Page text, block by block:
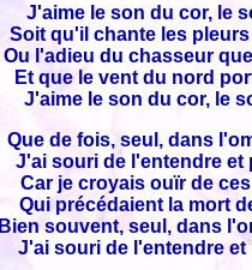
J'aime le son du cor, le
Soit qu'il chante les
Ou l'adieu du chasseur
Et que le vent du nord
J'aime le son du cor, le
Que de fois, seul, dans
J'ai souri de l'entendre et
Car je croyais ouïr de
Qui précédaient la mort
Bien souvent, seul, dans
J'ai souri de l'entendre